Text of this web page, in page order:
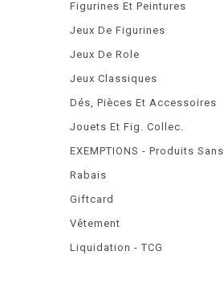
Figurines Et Peintures
Jeux De Figurines
Jeux De Role
Jeux Classiques
Dés, Pièces Et Accessoires
Jouets Et Fig. Collec.
EXEMPTIONS - Produits Sans
Rabais
Giftcard
Vêtement
Liquidation - TCG